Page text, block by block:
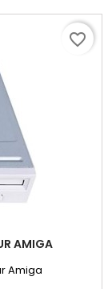
AMIGA
Amiga
favorite_border